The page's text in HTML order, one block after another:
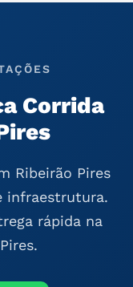
Corrida
Ribeirão Pires
infraestrutura.
rápida na